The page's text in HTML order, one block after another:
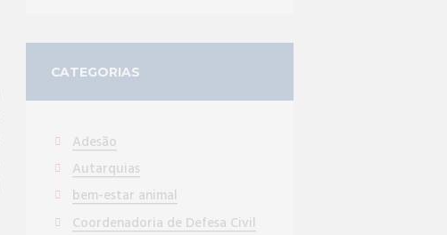
CATEGORIAS
Adesão
Autarquias
bem-estar animal
Coordenadoria de Defesa Civil